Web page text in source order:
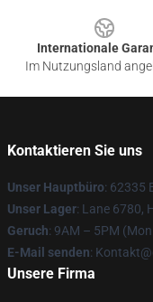
Internationale
Im Nutzungsland
Kontaktieren Sie uns
Unser Hauptbüro: 62335
Unser Lager: Lane 6780,
Geruch: 9AM – 5PM
E-Mail senden:
Unsere Firma